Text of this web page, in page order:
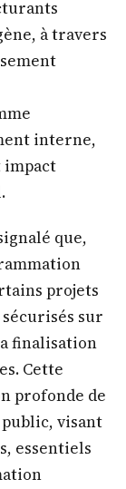
à travers
interne,
impact
que,
projets
sur
finalisation
Cette
profonde de
visant
essentiels